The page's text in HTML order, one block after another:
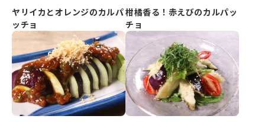
ヤリイカとオレンジのカルパ
ッチョ
柑橘香る！赤えびのカルパッ
チョ